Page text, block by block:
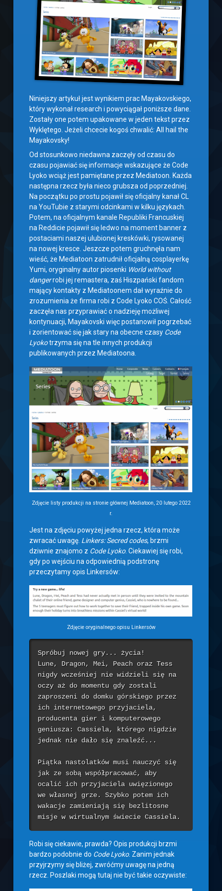
Niniejszy artykuł jest wynikiem prac Mayakovskiego,
który wykonał research i powyciągał poniższe dane.
Zostały one potem upakowane w jeden tekst przez
Wyklętego. Jeżeli chcecie kogoś chwalić: All hail the
Mayakovsky!
Od stosunkowo niedawna zaczęły od czasu do
czasu pojawiać się informacje wskazujące że Code
Lyoko wciąż jest pamiętane przez Mediatoon. Każda
następna rzecz była nieco grubsza od poprzedniej.
Na początku po prostu pojawił się oficjalny kanał CL
na YouTubie z starymi odcinkami w kilku językach.
Potem, na oficjalnym kanale Republiki Francuskiej
na Reddicie pojawił się ledwo na moment banner z
postaciami naszej ulubionej kreskówki, rysowanej
na nowej kresce. Jeszcze potem gruchnęła nam
wieść, że Mediatoon zatrudnił oficjalną cosplayerkę
Yumi, oryginalny autor piosenki World without
dangerrobi jej remastera, zaś Hiszpański fandom
mający kontakty z Mediatoonem dał wyraźnie do
zrozumienia że firma robi z Code Lyoko COŚ. Całość
zaczęła nas przyprawiać o nadzieję możliwej
kontynuacji, Mayakovski więc postanowił pogrzebać
i zorientować się jak stary na obecne czasy Code
Lyokotrzyma się na tle innych produkcji
publikowanych przez Mediatoona.
Zdjęcie listy produkcji na stronie głównej Mediatoon, 20 lutego 2022
r.
Jest na zdjęciu powyżej jedna rzecz, która może
zwracać uwagę. Linkers: Secred codes, brzmi
dziwnie znajomo z Code Lyoko. Ciekawiej się robi,
gdy po wejściu na odpowiednią podstronę
przeczytamy opis Linkersów:
Zdjęcie oryginalnego opisu Linkersów
Spróbuj nowej gry... życia!
Lune, Dragon, Mei, Peach oraz Tess
nigdy wcześniej nie widzieli się na
oczy aż do momentu gdy zostali
zaproszeni do domku górskiego przez
ich internetowego przyjaciela,
producenta gier i komputerowego
geniusza: Cassiela, którego nigdzie
jednak nie dało się znaleźć...
Piątka nastolatków musi nauczyć się
jak ze sobą współpracować, aby
ocalić ich przyjaciela uwięzionego
we własnej grze. Szybko potem ich
wakacje zamieniają się bezlitosne
misje w wirtualnym świecie Cassiela.
Robi się ciekawie, prawda? Opis produkcji brzmi
bardzo podobnie do Code Lyoko. Zanim jednak
przyjrzymy się bliżej, zwróćmy uwagę na jedną
rzecz. Poszlaki mogą tutaj nie być takie oczywiste: